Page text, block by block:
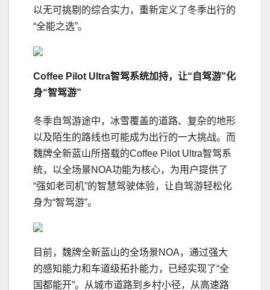
以无可挑剔的综合实力，重新定义了冬季出行的
“全能之选”。
Coffee Pilot Ultra智驾系统加持，让“自驾游”化
身“智驾游”
冬季自驾游途中，冰雪覆盖的道路、复杂的地形
以及陌生的路线也可能成为出行的一大挑战。而
魏牌全新蓝山所搭载的Coffee Pilot Ultra智驾系
统，以全场景NOA功能为核心，为用户提供了
“强如老司机”的智慧驾驶体验，让自驾游轻松化
身为“智驾游”。
目前，魏牌全新蓝山的全场景NOA，通过强大
的感知能力和车道级拓扑能力，已经实现了“全
国都能开”。从城市道路到乡村小径，从高速路